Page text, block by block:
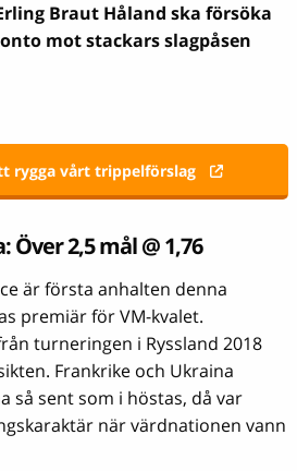
Braut Håland ska försöka
mot stackars slagpåsen
rygga vårt trippelförslag
2,5 mål @ 1,76
är första anhalten denna
premiär för VM-kvalet.
turneringen i Ryssland 2018
Frankrike och Ukraina
så sent som i höstas, då var
när värdnationen vann